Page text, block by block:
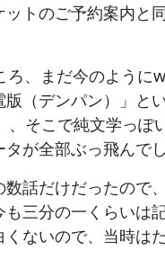
トのご予約案内と
、まだ今のよう
（デンパン）」
、そこで純文学っぽ
が全部ぶっ飛んで
話だけだったので
三分の一くらい
ないので、当時は